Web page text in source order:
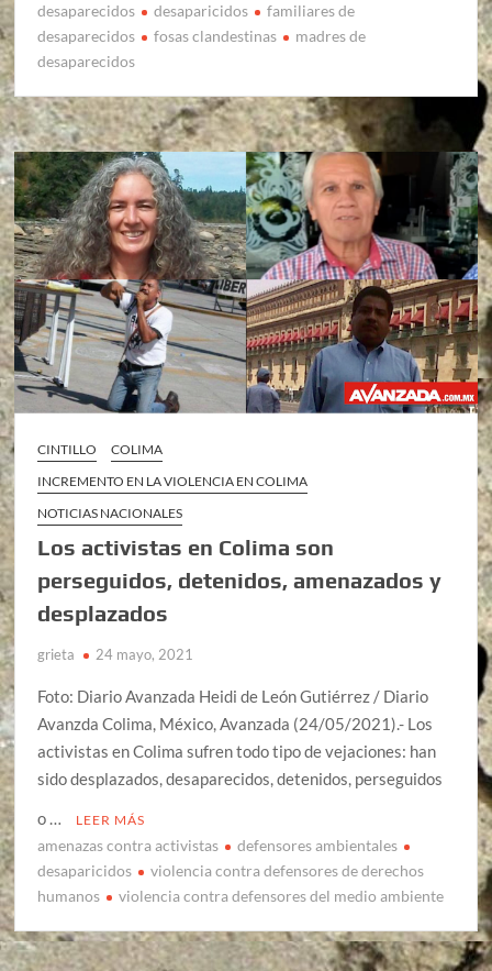
desaparecidos
desaparicidos
familiares de
desaparecidos
fosas clandestinas
madres de
desaparecidos
CINTILLO
COLIMA
INCREMENTO EN LA VIOLENCIA EN COLIMA
NOTICIAS NACIONALES
Los activistas en Colima son
perseguidos, detenidos, amenazados y
desplazados
grieta 24 mayo, 2021
Foto: Diario Avanzada Heidi de León Gutiérrez / Diario
Avanzda Colima, México, Avanzada (24/05/2021).- Los
activistas en Colima sufren todo tipo de vejaciones: han
sido desplazados, desaparecidos, detenidos, perseguidos
o …
LEER MÁS
amenazas contra activistas
defensores ambientales
desaparicidos
violencia contra defensores de derechos
humanos
violencia contra defensores del medio ambiente